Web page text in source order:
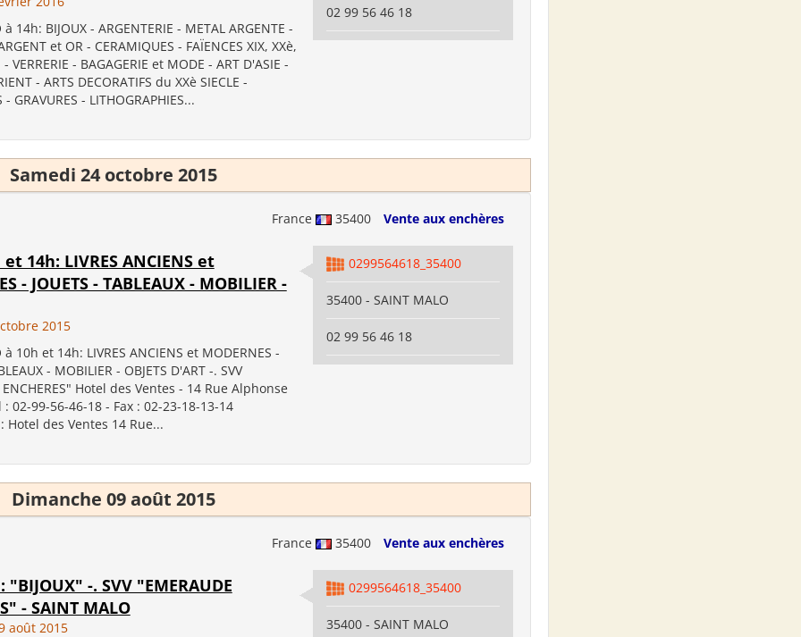
14h: BIJOUX - ARGENTERIE - METAL ARGENTE -
et OR - CERAMIQUES - FAÏENCES XIX, XXè,
VERRERIE - BAGAGERIE et MODE - ART D'ASIE -
- ARTS DECORATIFS du XXè SIECLE -
- GRAVURES - LITHOGRAPHIES...
02 99 56 46 18
Samedi 24 octobre 2015
France 35400 Vente aux enchères
14h: LIVRES ANCIENS et
- JOUETS - TABLEAUX - MOBILIER -
2015
à 10h et 14h: LIVRES ANCIENS et MODERNES -
- MOBILIER - OBJETS D'ART -. SVV
ENCHERES" Hotel des Ventes - 14 Rue Alphonse
02-99-56-46-18 - Fax : 02-23-18-13-14
Hotel des Ventes 14 Rue...
0299564618_35400
35400 - SAINT MALO
02 99 56 46 18
Dimanche 09 août 2015
France 35400 Vente aux enchères
"BIJOUX" -. SVV "EMERAUDE
- SAINT MALO
août 2015
0299564618_35400
35400 - SAINT MALO